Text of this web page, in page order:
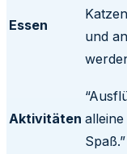
Essen
und
Aktivitäten
Spaß.”